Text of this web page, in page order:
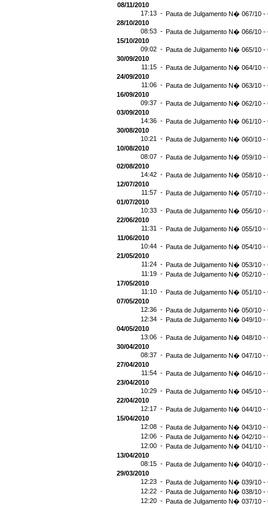
08/11/2010
17:13 - Pauta de Julgamento N� 067/10 -
28/10/2010
08:53 - Pauta de Julgamento N� 066/10 -
15/10/2010
09:02 - Pauta de Julgamento N� 065/10 -
30/09/2010
11:15 - Pauta de Julgamento N� 064/10 -
24/09/2010
11:06 - Pauta de Julgamento N� 063/10 -
16/09/2010
09:37 - Pauta de Julgamento N� 062/10 -
03/09/2010
14:36 - Pauta de Julgamento N� 061/10 -
30/08/2010
10:21 - Pauta de Julgamento N� 060/10 -
10/08/2010
08:07 - Pauta de Julgamento N� 059/10 -
02/08/2010
14:42 - Pauta de Julgamento N� 058/10 -
12/07/2010
11:57 - Pauta de Julgamento N� 057/10 -
01/07/2010
10:33 - Pauta de Julgamento N� 056/10 -
22/06/2010
11:31 - Pauta de Julgamento N� 055/10 -
11/06/2010
10:44 - Pauta de Julgamento N� 054/10 -
21/05/2010
11:24 - Pauta de Julgamento N� 053/10 -
11:19 - Pauta de Julgamento N� 052/10 -
17/05/2010
11:10 - Pauta de Julgamento N� 051/10 -
07/05/2010
12:36 - Pauta de Julgamento N� 050/10 -
12:34 - Pauta de Julgamento N� 049/10 -
04/05/2010
13:06 - Pauta de Julgamento N� 048/10 -
30/04/2010
08:37 - Pauta de Julgamento N� 047/10 -
27/04/2010
11:54 - Pauta de Julgamento N� 046/10 -
23/04/2010
10:29 - Pauta de Julgamento N� 045/10 -
22/04/2010
12:17 - Pauta de Julgamento N� 044/10 -
15/04/2010
12:08 - Pauta de Julgamento N� 043/10 -
12:06 - Pauta de Julgamento N� 042/10 -
12:00 - Pauta de Julgamento N� 041/10 -
13/04/2010
08:15 - Pauta de Julgamento N� 040/10 -
29/03/2010
12:23 - Pauta de Julgamento N� 039/10 -
12:22 - Pauta de Julgamento N� 038/10 -
12:20 - Pauta de Julgamento N� 037/10 -